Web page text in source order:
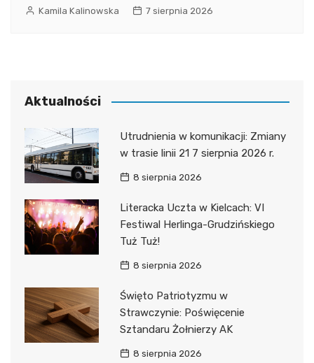
Kamila Kalinowska 7 sierpnia 2026
Aktualności
Utrudnienia w komunikacji: Zmiany
w trasie linii 21 7 sierpnia 2026 r.
8 sierpnia 2026
Literacka Uczta w Kielcach: VI
Festiwal Herlinga-Grudzińskiego
Tuż Tuż!
8 sierpnia 2026
Święto Patriotyzmu w
Strawczynie: Poświęcenie
Sztandaru Żołnierzy AK
8 sierpnia 2026